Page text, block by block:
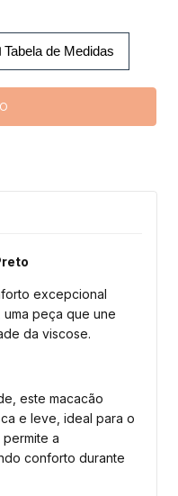
Tabela de Medidas
excepcional
peça que une
da viscose.
este macacão
e leve, ideal para o
a
conforto durante